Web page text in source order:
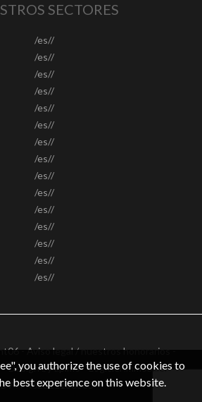
SECTORES
/es//
/es//
/es//
/es//
/es//
/es//
/es//
/es//
/es//
/es//
/es//
/es//
/es//
/es//
/es//
-Aviso legal / nuestros honorarios-
– Design byapimo™ Logiciel immobilier
: FR62511186363
you authorize the use of cookies to
best experience on this website.